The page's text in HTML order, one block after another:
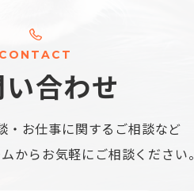
C O N TAC T
い合わせ
・ お仕事に関するご相談など
からお気軽にご相談ください。